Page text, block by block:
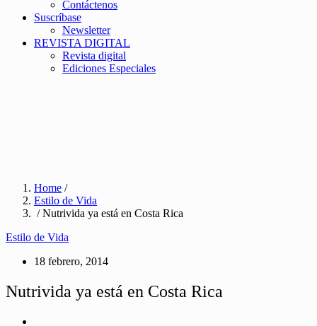
Contáctenos
Suscríbase
Newsletter
REVISTA DIGITAL
Revista digital
Ediciones Especiales
Home /
Estilo de Vida
/ Nutrivida ya está en Costa Rica
Estilo de Vida
18 febrero, 2014
Nutrivida ya está en Costa Rica